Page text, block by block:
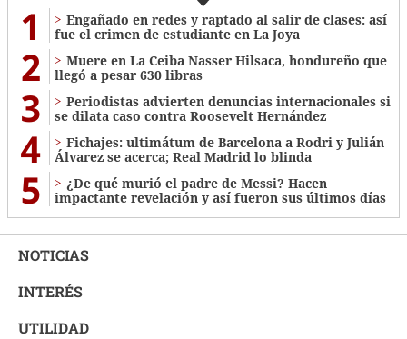
1
Engañado en redes y raptado al salir de clases: así
fue el crimen de estudiante en La Joya
2
Muere en La Ceiba Nasser Hilsaca, hondureño que
llegó a pesar 630 libras
3
Periodistas advierten denuncias internacionales si
se dilata caso contra Roosevelt Hernández
4
Fichajes: ultimátum de Barcelona a Rodri y Julián
Álvarez se acerca; Real Madrid lo blinda
5
¿De qué murió el padre de Messi? Hacen
impactante revelación y así fueron sus últimos días
NOTICIAS
INTERÉS
UTILIDAD